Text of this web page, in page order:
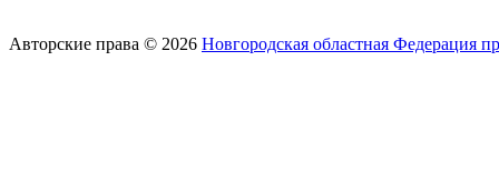
Авторские права © 2026 Новгородская областная Федерация